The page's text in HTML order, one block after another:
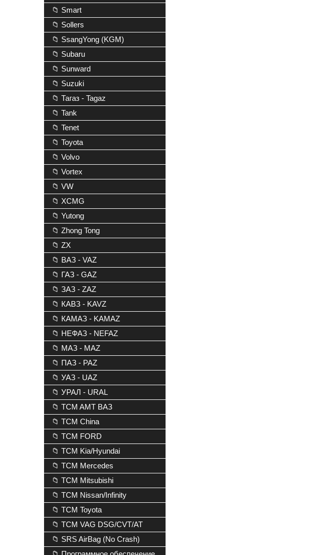
📁 Smart
📁 Sollers
📁 SsangYong (KGM)
📁 Subaru
📁 Sunward
📁 Suzuki
📁 Тагаз - Tagaz
📁 Tank
📁 Tenet
📁 Toyota
📁 Volvo
📁 Vortex
📁 VW
📁 XCMG
📁 Yutong
📁 Zhong Tong
📁 ZX
📁 ВАЗ - VAZ
📁 ГАЗ - GAZ
📁 ЗАЗ - ZAZ
📁 КАВЗ - KAVZ
📁 КАМАЗ - KAMAZ
📁 НЕФАЗ - NEFAZ
📁 МАЗ - MAZ
📁 ПАЗ - PAZ
📁 УАЗ - UAZ
📁 УРАЛ - URAL
📁 TCM AMT ВАЗ
📁 TCM China
📁 TCM FORD
📁 TCM Kia/Hyundai
📁 TCM Mercedes
📁 TCM Mitsubishi
📁 TCM Nissan/Infinity
📁 TCM Toyota
📁 TCM VAG DSG/CVT/AT
📁 SRS AirBag (No Crash)